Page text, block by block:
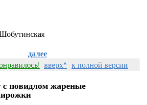
далее
вверх^ к полной версии
повидлом жареные